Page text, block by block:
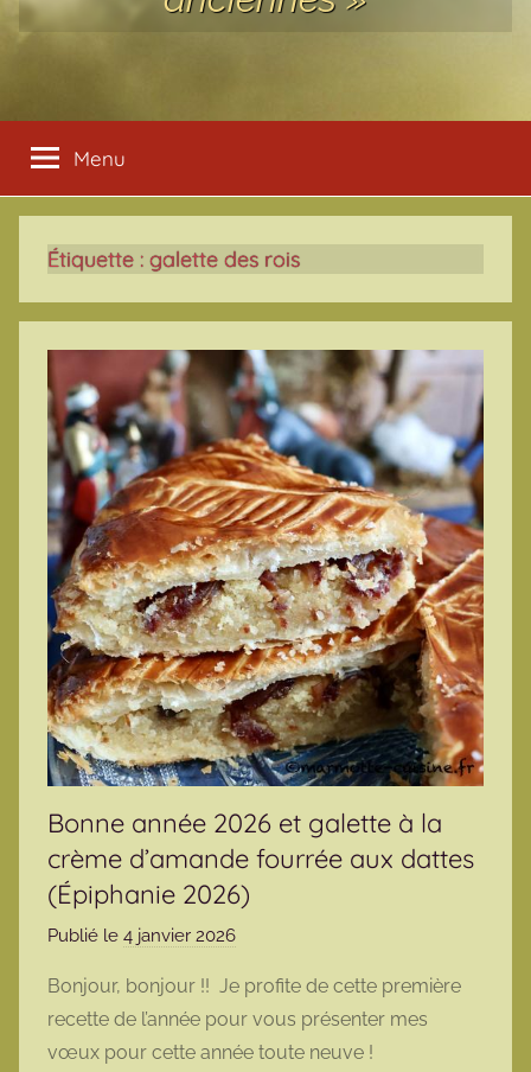
Menu
Étiquette : galette des rois
Bonne année 2026 et galette à la
crème d’amande fourrée aux dattes
(Épiphanie 2026)
Publié le 4 janvier 2026
r
m
a
Bonjour, bonjour !! Je profite de cette première
recette de l’année pour vous présenter mes
vœux pour cette année toute neuve !